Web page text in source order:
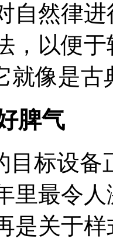
自然律
，以便
就像是
脾气
目标设
里最令
是关于